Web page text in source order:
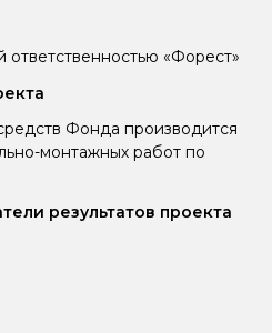
«Форест»
Фонда производится
монтажных работ по
результатов проекта